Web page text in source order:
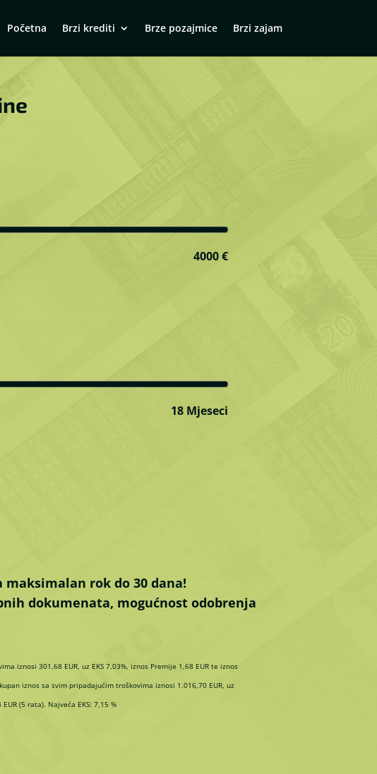
Početna Brzi krediti Brze pozajmice Brzi zajam
4000 €
18 Mjeseci
rok do 30 dana!
dokumenata, mogućnost odobrenja
iznosi 301,68 EUR, uz EKS 7,03%, iznos Premije 1,68 EUR te iznos
iznos sa svim pripadajućim troškovima iznosi 1.016,70 EUR, uz
(5 rata). Najveća EKS: 7,15 %